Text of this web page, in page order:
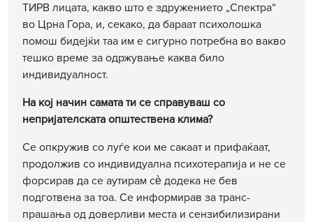
ТИРВ лицата, какво што е здружението „Спектра“
во Црна Гора, и, секако, да бараат психолошка
помош бидејќи таа им е сигурно потребна во вакво
тешко време за одржување каква било
индивидуалност.
На кој начин самата ти се справуваш со
непријателската општествена клима?
Се опкружив со луѓе кои ме сакаат и прифаќаат,
продолжив со индивидуална психотерапија и не се
форсирав да се аутирам сѐ додека не бев
подготвена за тоа. Се информирав за транс-
прашања од доверливи места и сензибилизирани